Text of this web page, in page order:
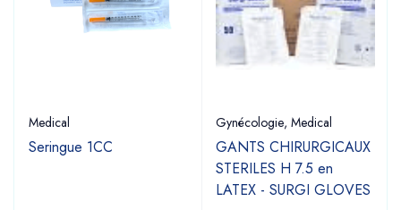
Medical
Seringue 1CC
Gynécologie, Medical
GANTS CHIRURGICAUX
STERILES H 7.5 en
LATEX - SURGI GLOVES